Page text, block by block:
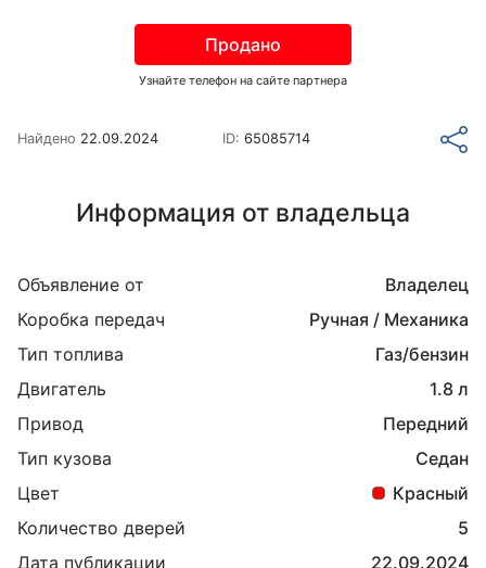
Продано
Узнайте телефон на сайте партнера
Найдено 22.09.2024 ID:65085714
Информация от владельца
Объявление от
Владелец
Коробка передач
Ручная / Механика
Тип топлива
Газ/бензин
Двигатель
1.8 л
Привод
Передний
Тип кузова
Седан
Цвет
Красный
Количество дверей
5
Дата публикации
22.09.2024